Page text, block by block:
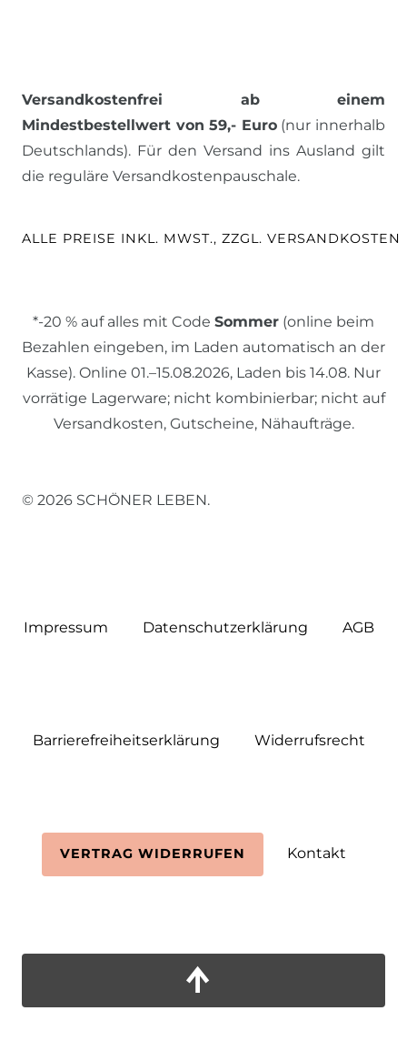
Versandkostenfrei ab einem
Mindestbestellwert von 59,- Euro(nur innerhalb
Deutschlands). Für den Versand ins Ausland gilt
die reguläre Versandkostenpauschale.
ALLE PREISE INKL. MWST., ZZGL. VERSANDKOSTEN
*-20 % auf alles mit Code Sommer (online beim
Bezahlen eingeben, im Laden automatisch an der
Kasse). Online 01.–15.08.2026, Laden bis 14.08. Nur
vorrätige Lagerware; nicht kombinierbar; nicht auf
Versandkosten, Gutscheine, Nähaufträge.
© 2026 SCHÖNER LEBEN.
Impressum Daten­schutz­erklärung AGB
Barrierefreiheitserklärung Widerrufs­recht
VERTRAG WIDERRUFEN Kontakt